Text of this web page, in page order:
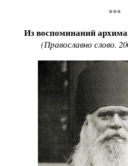
***
Из воспоминаний
(Православно слово.